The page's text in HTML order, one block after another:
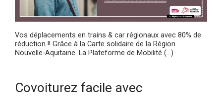
Vos déplacements en trains & car régionaux avec 80% de
réduction !! Grâce à la Carte solidaire de la Région
Nouvelle-Aquitaine. La Plateforme de Mobilité (…)
Covoiturez facile avec